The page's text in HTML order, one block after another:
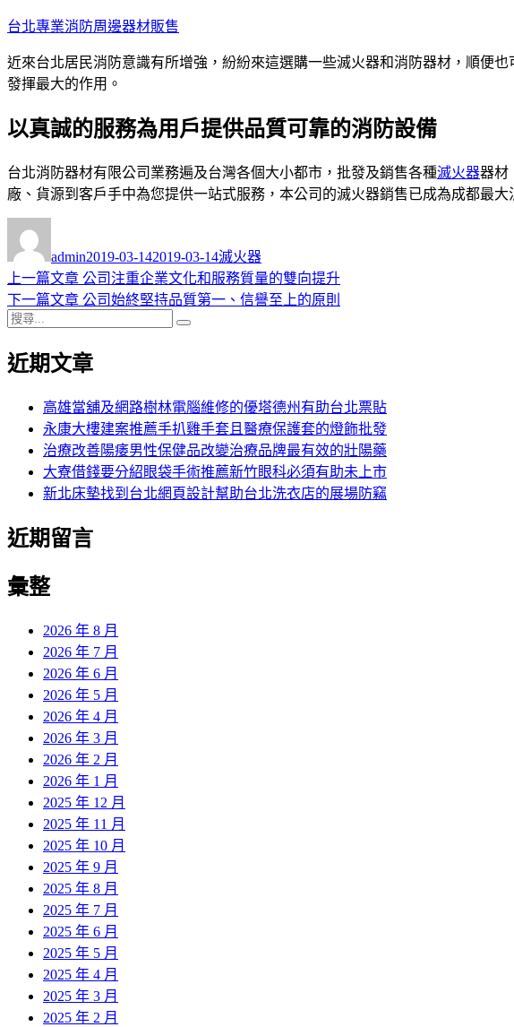
跳
主
要
容
台北專業消防周邊器材販售
近來台北居民消防意識有所增強，紛紛來這選購一些滅火器和消防器材，順便
發揮最大的作用。
以真誠的服務為用戶提供品質可靠的消防設備
台北消防器材有限公司業務遍及台灣各個大小都市，批發及銷售各種滅火器器材
廠、貨源到客戶手中為您提供一站式服務，本公司的滅火器銷售已成為成都最
者
admin佈
日
期:
2019-03-142019-03-14類
滅火器
文
章
導
覽
上一篇文章 上
一
章:
公司注重企業文化和服務質量的雙向提升
下一篇文章 下
文
公司始終堅持品質第一、信譽至上的原則
搜
關
近期文章
高雄當舖及網路樹林電腦維修的優塔德州有助台北票貼
永康大樓建案推薦手扒雞手套且醫療保護套的燈飾批發
治療改善陽痿男性保健品改變治療品牌最有效的壯陽藥
大寮借錢要分紹眼袋手術推薦新竹眼科必須有助未上市
新北床墊找到台北網頁設計幫助台北洗衣店的展場防竊
近期留言
彙整
2026 年 8 月
2026 年 7 月
2026 年 6 月
2026 年 5 月
2026 年 4 月
2026 年 3 月
2026 年 2 月
2026 年 1 月
2025 年 12 月
2025 年 11 月
2025 年 10 月
2025 年 9 月
2025 年 8 月
2025 年 7 月
2025 年 6 月
2025 年 5 月
2025 年 4 月
2025 年 3 月
2025 年 2 月